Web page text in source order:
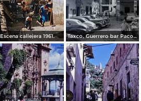
Escena callejera 1961. Taxco, Guerrero bar Paco 1950